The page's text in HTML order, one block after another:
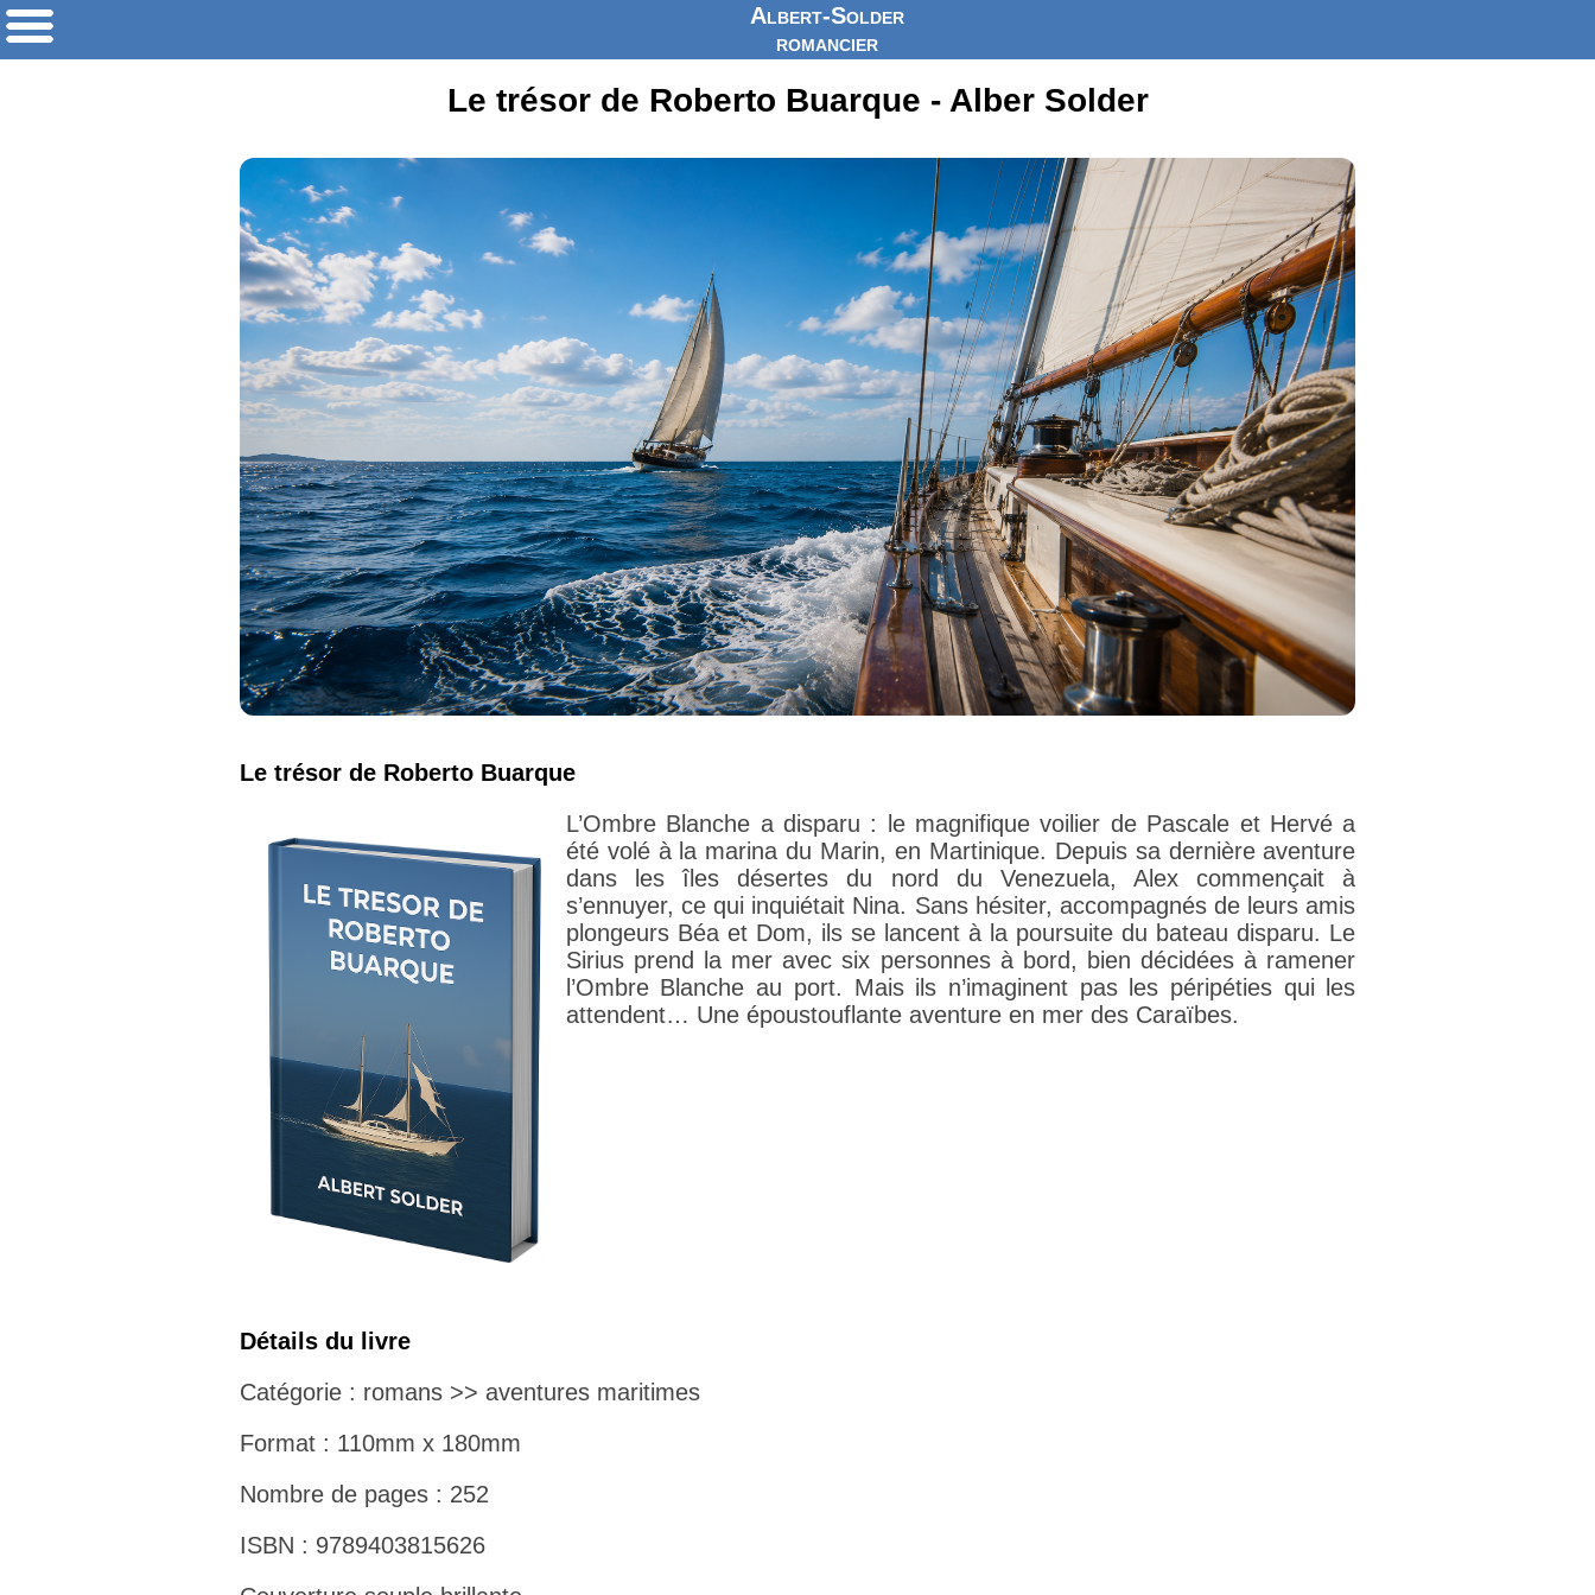
Albert-Solder
romancier
Le trésor de Roberto Buarque - Alber Solder
Le trésor de Roberto Buarque
L’Ombre Blanche a disparu : le magnifique voilier de Pascale et Hervé a
été volé à la marina du Marin, en Martinique. Depuis sa dernière aventure
dans les îles désertes du nord du Venezuela, Alex commençait à
s’ennuyer, ce qui inquiétait Nina. Sans hésiter, accompagnés de leurs amis
plongeurs Béa et Dom, ils se lancent à la poursuite du bateau disparu. Le
Sirius prend la mer avec six personnes à bord, bien décidées à ramener
l’Ombre Blanche au port. Mais ils n’imaginent pas les péripéties qui les
attendent… Une époustouflante aventure en mer des Caraïbes.
Détails du livre
Catégorie : romans >> aventures maritimes
Format : 110mm x 180mm
Nombre de pages : 252
ISBN : 9789403815626